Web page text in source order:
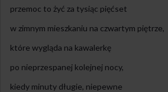
przemoc to żyć za tysiąc pięćset
w zimnym mieszkaniu na czwartym piętrze,
które wygląda na kawalerkę
po nieprzespanej kolejnej nocy,
kiedy minuty długie, niepewne